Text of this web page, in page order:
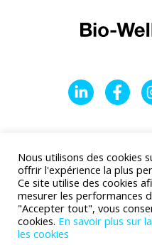
LinkedIn
Nous utilisons des cookies
offrir l'expérience la plus
Ce site utilise des cookies
mesurer les performances
"Accepter tout", vous
cookies. En savoir plus sur
les cookies